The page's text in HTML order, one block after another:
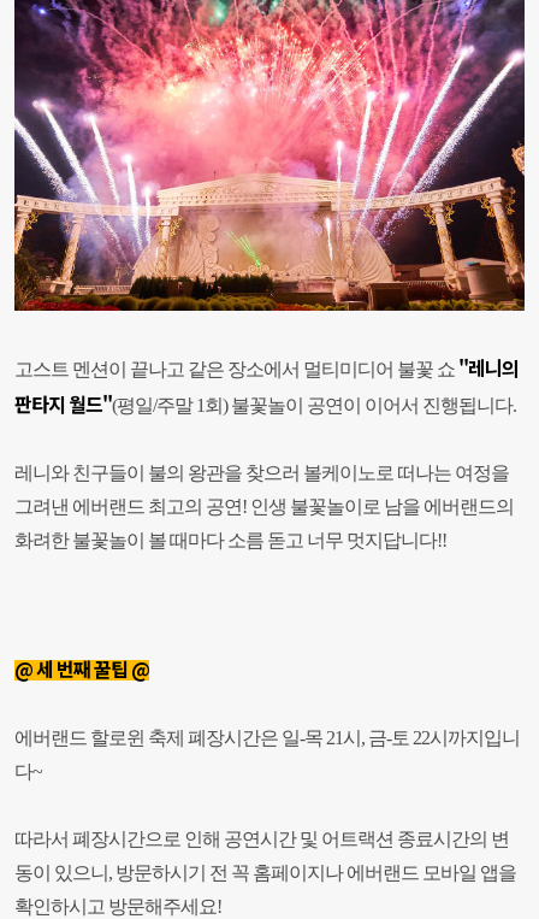
고스트 멘션이 끝나고 같은 장소에서 멀티미디어 불꽃 쇼 "레니의
판타지 월드"(평일/주말 1회) 불꽃놀이 공연이 이어서 진행됩니다.
레니와 친구들이 불의 왕관을 찾으러 볼케이노로 떠나는 여정을
그려낸 에버랜드 최고의 공연! 인생 불꽃놀이로 남을 에버랜드의
화려한 불꽃놀이 볼 때마다 소름 돋고 너무 멋지답니다!!
@ 세 번째 꿀팁 @
에버랜드 할로윈 축제 폐장시간은 일-목 21시, 금-토 22시까지입니
다~
따라서 폐장시간으로 인해 공연시간 및 어트랙션 종료시간의 변
동이 있으니, 방문하시기 전 꼭 홈페이지나 에버랜드 모바일 앱을
확인하시고 방문해주세요!